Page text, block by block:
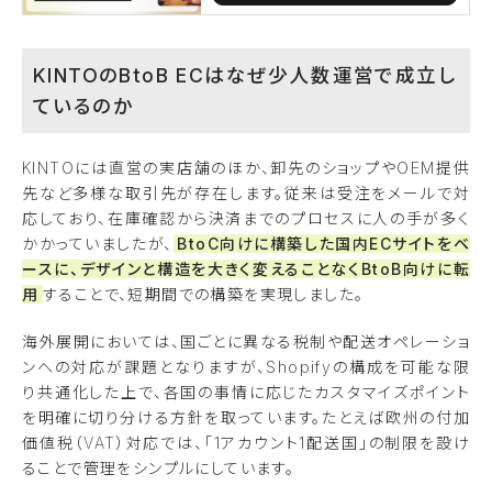
KINTOのBtoB ECはなぜ少人数運営で成立し
ているのか
KINTOには直営の実店舗のほか、卸先のショップやOEM提供
先など多様な取引先が存在します。従来は受注をメールで対
応しており、在庫確認から決済までのプロセスに人の手が多く
かかっていましたが、 BtoC向けに構築した国内ECサイトをベ
ースに、デザインと構造を大きく変えることなくBtoB向けに転
用 することで、短期間での構築を実現しました。
海外展開においては、国ごとに異なる税制や配送オペレーショ
ンへの対応が課題となりますが、Shopifyの構成を可能な限
り共通化した上で、各国の事情に応じたカスタマイズポイント
を明確に切り分ける方針を取っています。たとえば欧州の付加
価値税（VAT）対応では、「1アカウント1配送国」の制限を設け
ることで管理をシンプルにしています。